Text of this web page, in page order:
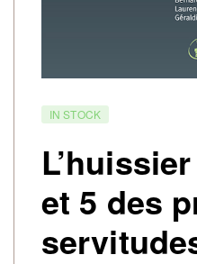
IN STOCK
et 5 des